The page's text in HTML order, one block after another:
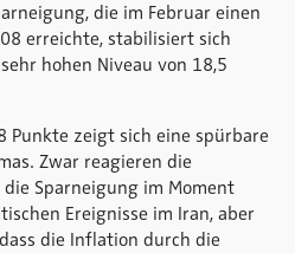
die im Februar einen
erreichte, stabilisiert sich
hohen Niveau von 18,5
Punkte zeigt sich eine spürbare
Zwar reagieren die
Sparneigung im Moment
Ereignisse im Iran, aber
die Inflation durch die